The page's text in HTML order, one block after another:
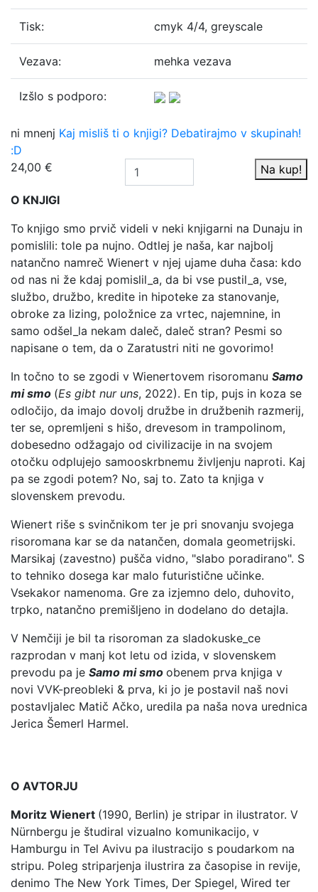
Tisk: cmyk 4/4, greyscale
Vezava: mehka vezava
Izšlo s podporo:
ni mnenj Kaj misliš ti o knjigi? Debatirajmo v skupinah!
:D
24,00 €
Na kup!
O KNJIGI
To knjigo smo prvič videli v neki knjigarni na Dunaju in
pomislili: tole pa nujno. Odtlej je naša, kar najbolj
natančno namreč Wienert v njej ujame duha časa: kdo
od nas ni že kdaj pomislil_a, da bi vse pustil_a, vse,
službo, družbo, kredite in hipoteke za stanovanje,
obroke za lizing, položnice za vrtec, najemnine, in
samo odšel_la nekam daleč, daleč stran? Pesmi so
napisane o tem, da o Zaratustri niti ne govorimo!
In točno to se zgodi v Wienertovem risoromanu Samo
mi smo (Es gibt nur uns, 2022). En tip, pujs in koza se
odločijo, da imajo dovolj družbe in družbenih razmerij,
ter se, opremljeni s hišo, drevesom in trampolinom,
dobesedno odžagajo od civilizacije in na svojem
otočku odplujejo samooskrbnemu življenju naproti. Kaj
pa se zgodi potem? No, saj to. Zato ta knjiga v
slovenskem prevodu.
Wienert riše s svinčnikom ter je pri snovanju svojega
risoromana kar se da natančen, domala geometrijski.
Marsikaj (zavestno) pušča vidno, "slabo poradirano". S
to tehniko dosega kar malo futuristične učinke.
Vsekakor namenoma. Gre za izjemno delo, duhovito,
trpko, natančno premišljeno in dodelano do detajla.
V Nemčiji je bil ta risoroman za sladokuske_ce
razprodan v manj kot letu od izida, v slovenskem
prevodu pa je Samo mi smo obenem prva knjiga v
novi VVK-preobleki & prva, ki jo je postavil naš novi
postavljalec Matič Ačko, uredila pa naša nova urednica
Jerica Šemerl Harmel.
O AVTORJU
Moritz Wienert (1990, Berlin) je stripar in ilustrator. V
Nürnbergu je študiral vizualno komunikacijo, v
Hamburgu in Tel Avivu pa ilustracijo s poudarkom na
stripu. Poleg striparjenja ilustrira za časopise in revije,
denimo The New York Times, Der Spiegel, Wired ter